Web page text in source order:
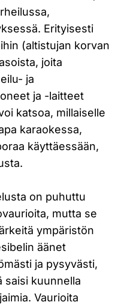
Erityisesti
(altistujan korvan
joita
ja
ja -laitteet
katsoa, millaiselle
karaokessa,
käyttäessään,
on puhuttu
mutta se
ympäristön
äänet
ja pysyvästi,
saisi kuunnella
Vaurioita